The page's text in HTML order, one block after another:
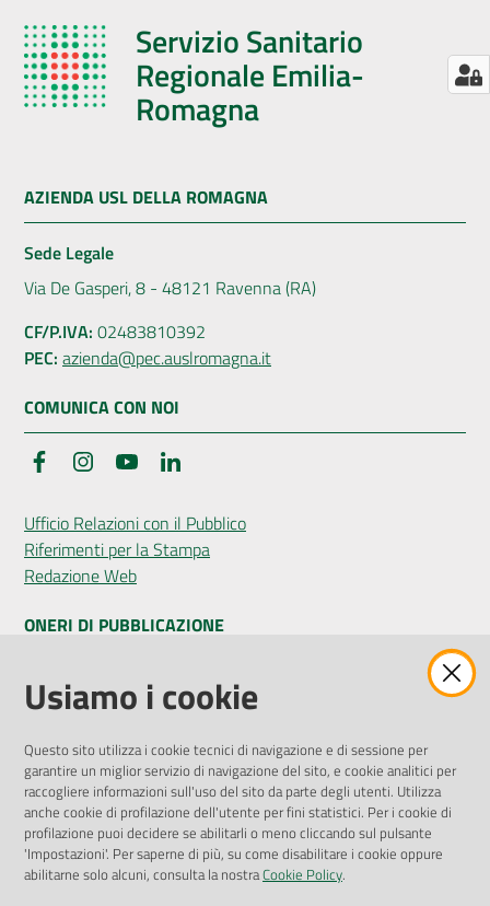
Servizio Sanitario
Regionale Emilia-
Romagna
AZIENDA USL DELLA ROMAGNA
Sede Legale
Via De Gasperi, 8 - 48121 Ravenna (RA)
CF/P.IVA: 02483810392
PEC: azienda@pec.auslromagna.it
COMUNICA CON NOI
FacebookInstagramYouTube
Ufficio Relazioni con il Pubblico
Riferimenti per la Stampa
Redazione Web
ONERI DI PUBBLICAZIONE
Amministrazione Trasparente
Pubblicità legale
Privacy Policy
Attuazione Misure PNRR
Liste di Attesa
ENTI, IMPRESE E PARTNER
Usiamo i cookie
Questo sito utilizza i cookie tecnici di navigazione e di sessione per
garantire un miglior servizio di navigazione del sito, e cookie analitici per
raccogliere informazioni sull'uso del sito da parte degli utenti. Utilizza
anche cookie di profilazione dell'utente per fini statistici. Per i cookie di
profilazione puoi decidere se abilitarli o meno cliccando sul pulsante
'Impostazioni'. Per saperne di più, su come disabilitare i cookie oppure
abilitarne solo alcuni, consulta la nostraCookie Policy.